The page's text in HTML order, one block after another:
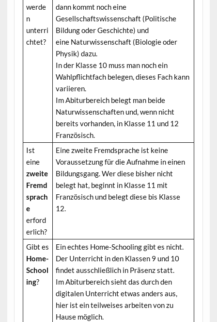
werde
n
unterri
chtet?
dann kommt noch eine
Gesellschaftswissenschaft (Politische
Bildung oder Geschichte) und
eine Naturwissenschaft (Biologie oder
Physik) dazu.
In der Klasse 10 muss man noch ein
Wahlpflichtfach belegen, dieses Fach kann
variieren.
Im Abiturbereich belegt man beide
Naturwissenschaften und, wenn nicht
bereits vorhanden, in Klasse 11 und 12
Französisch.
Ist
eine
zweite
Fremd
sprach
e
erford
erlich?
Eine zweite Fremdsprache ist keine
Voraussetzung für die Aufnahme in einen
Bildungsgang. Wer diese bisher nicht
belegt hat, beginnt in Klasse 11 mit
Französisch und belegt diese bis Klasse
12.
Gibt es
Home-
School
ing?
Ein echtes Home-Schooling gibt es nicht.
Der Unterricht in den Klassen 9 und 10
findet ausschließlich in Präsenz statt.
Im Abiturbereich sieht das durch den
digitalen Unterricht etwas anders aus,
hier ist ein teilweises arbeiten von zu
Hause möglich.